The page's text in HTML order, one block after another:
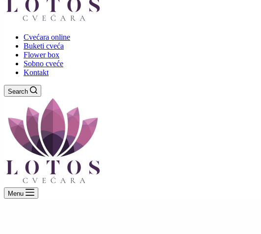
Cvećara online
Buketi cveća
Flower box
Sobno cveće
Kontakt
Search
Menu